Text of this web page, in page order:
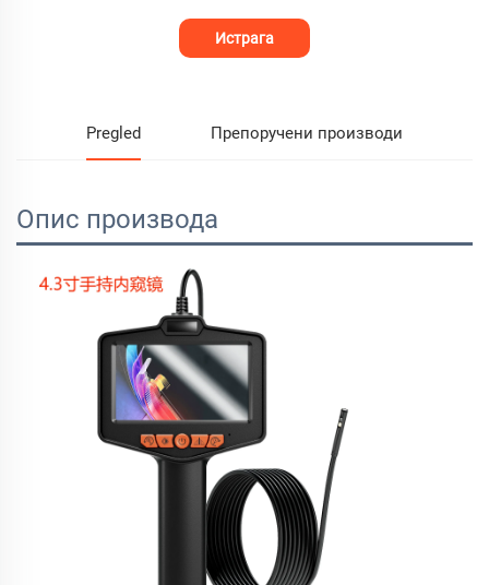
Истрага
Pregled Препоручени производи
Опис производа